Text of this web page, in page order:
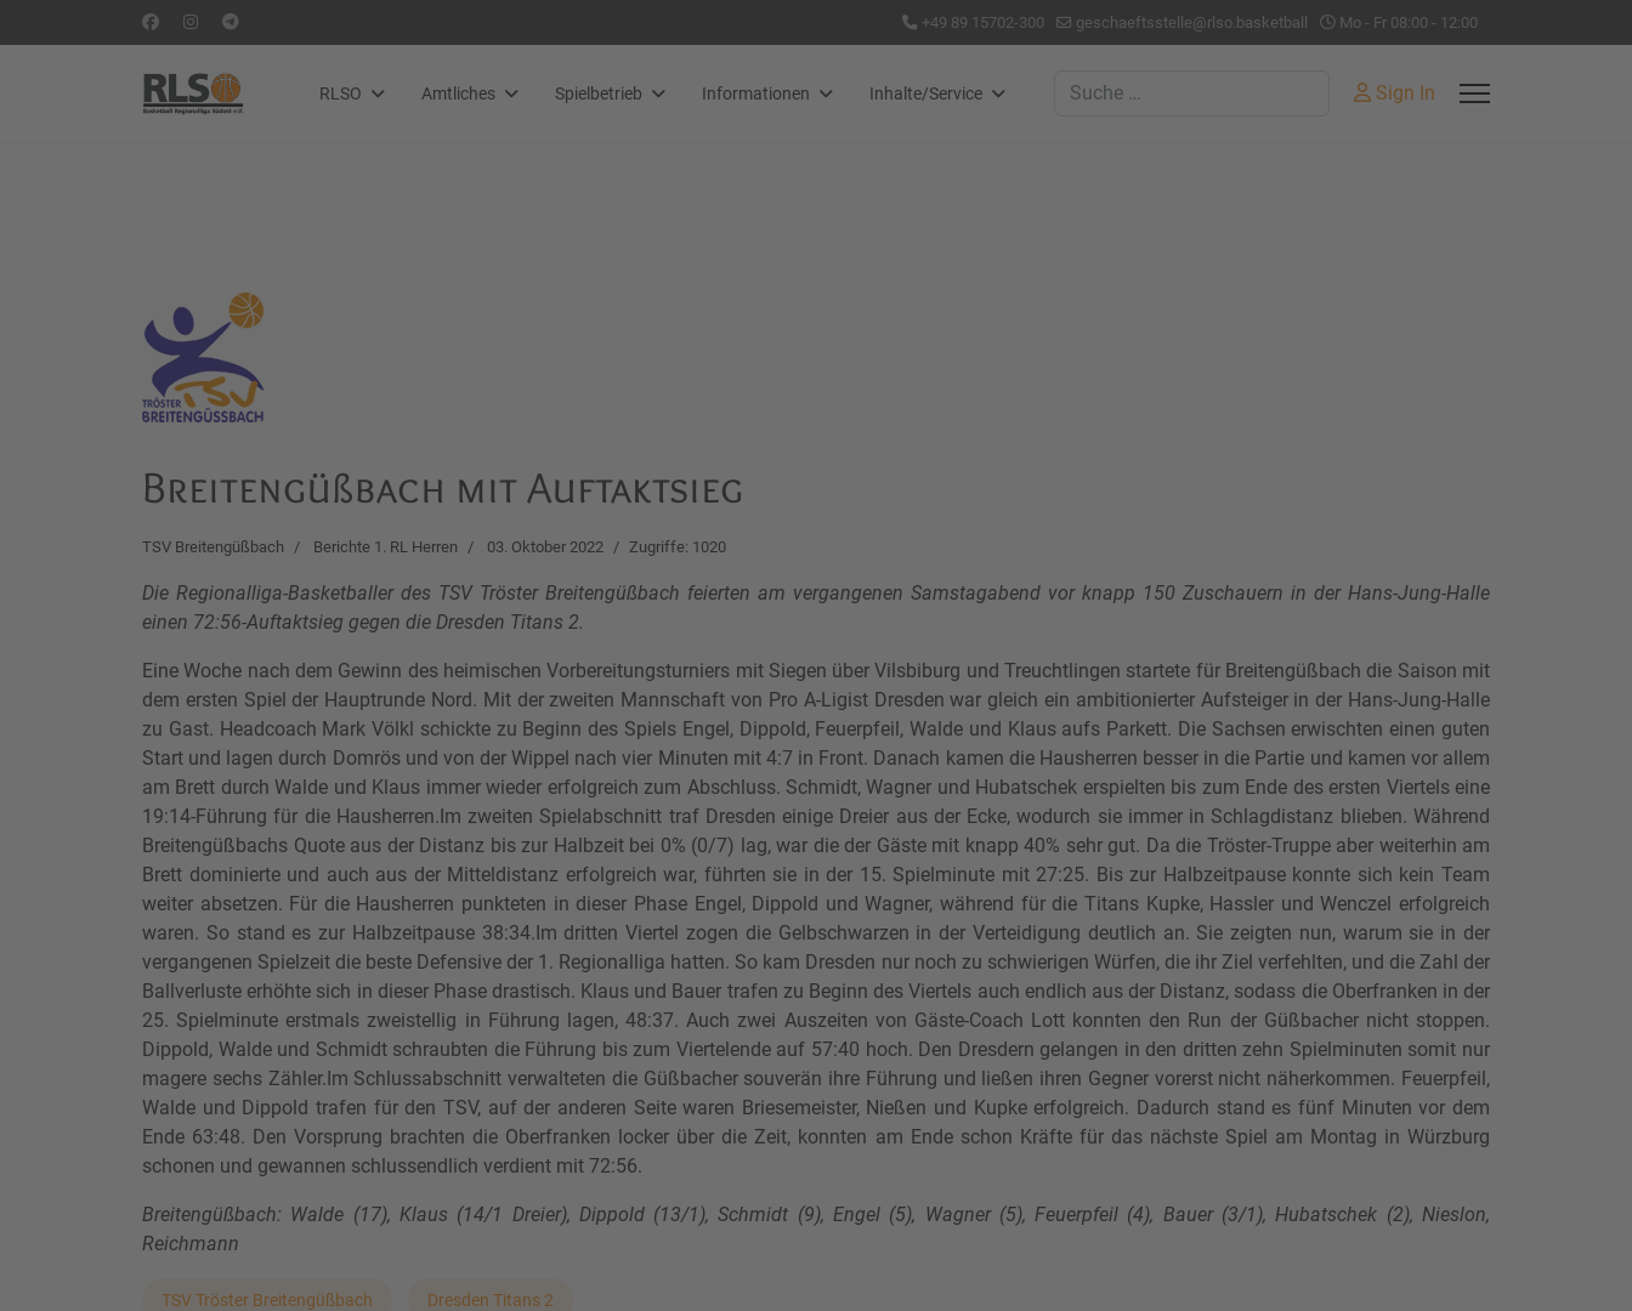
+49 89 15702-300 geschaeftsstelle@rlso.basketball Mo - Fr 08:00 - 12:00
RLSO Amtliches Spielbetrieb Informationen Inhalte/Service Suchen Sign In
Breitengüßbach mit Auftaktsieg
TSV Breitengüßbach Berichte 1. RL Herren 03. Oktober 2022 Zugriffe: 1020
Die Regionalliga-Basketballer des TSV Tröster Breitengüßbach feierten am vergangenen Samstagabend vor knapp 150 Zuschauern in der Hans-Jung-Halle
einen 72:56-Auftaktsieg gegen die Dresden Titans 2.
Eine Woche nach dem Gewinn des heimischen Vorbereitungsturniers mit Siegen über Vilsbiburg und Treuchtlingen startete für Breitengüßbach die Saison mit
dem ersten Spiel der Hauptrunde Nord. Mit der zweiten Mannschaft von Pro A-Ligist Dresden war gleich ein ambitionierter Aufsteiger in der Hans-Jung-Halle
zu Gast. Headcoach Mark Völkl schickte zu Beginn des Spiels Engel, Dippold, Feuerpfeil, Walde und Klaus aufs Parkett. Die Sachsen erwischten einen guten
Start und lagen durch Domrös und von der Wippel nach vier Minuten mit 4:7 in Front. Danach kamen die Hausherren besser in die Partie und kamen vor allem
am Brett durch Walde und Klaus immer wieder erfolgreich zum Abschluss. Schmidt, Wagner und Hubatschek erspielten bis zum Ende des ersten Viertels eine
19:14-Führung für die Hausherren.Im zweiten Spielabschnitt traf Dresden einige Dreier aus der Ecke, wodurch sie immer in Schlagdistanz blieben. Während
Breitengüßbachs Quote aus der Distanz bis zur Halbzeit bei 0% (0/7) lag, war die der Gäste mit knapp 40% sehr gut. Da die Tröster-Truppe aber weiterhin am
Brett dominierte und auch aus der Mitteldistanz erfolgreich war, führten sie in der 15. Spielminute mit 27:25. Bis zur Halbzeitpause konnte sich kein Team
weiter absetzen. Für die Hausherren punkteten in dieser Phase Engel, Dippold und Wagner, während für die Titans Kupke, Hassler und Wenczel erfolgreich
waren. So stand es zur Halbzeitpause 38:34.Im dritten Viertel zogen die Gelbschwarzen in der Verteidigung deutlich an. Sie zeigten nun, warum sie in der
vergangenen Spielzeit die beste Defensive der 1. Regionalliga hatten. So kam Dresden nur noch zu schwierigen Würfen, die ihr Ziel verfehlten, und die Zahl der
Ballverluste erhöhte sich in dieser Phase drastisch. Klaus und Bauer trafen zu Beginn des Viertels auch endlich aus der Distanz, sodass die Oberfranken in der
25. Spielminute erstmals zweistellig in Führung lagen, 48:37. Auch zwei Auszeiten von Gäste-Coach Lott konnten den Run der Güßbacher nicht stoppen.
Dippold, Walde und Schmidt schraubten die Führung bis zum Viertelende auf 57:40 hoch. Den Dresdern gelangen in den dritten zehn Spielminuten somit nur
magere sechs Zähler.Im Schlussabschnitt verwalteten die Güßbacher souverän ihre Führung und ließen ihren Gegner vorerst nicht näherkommen. Feuerpfeil,
Walde und Dippold trafen für den TSV, auf der anderen Seite waren Briesemeister, Nießen und Kupke erfolgreich. Dadurch stand es fünf Minuten vor dem
Ende 63:48. Den Vorsprung brachten die Oberfranken locker über die Zeit, konnten am Ende schon Kräfte für das nächste Spiel am Montag in Würzburg
schonen und gewannen schlussendlich verdient mit 72:56.
Breitengüßbach: Walde (17), Klaus (14/1 Dreier), Dippold (13/1), Schmidt (9), Engel (5), Wagner (5), Feuerpfeil (4), Bauer (3/1), Hubatschek (2), Nieslon,
Reichmann
TSV Tröster Breitengüßbach Dresden Titans 2